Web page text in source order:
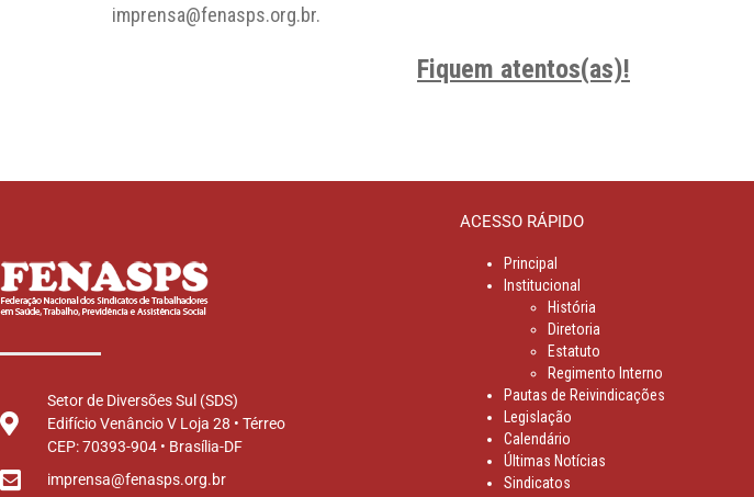
imprensa@fenasps.org.br.
Fiquem atentos(as)!
Setor de Diversões Sul (SDS)
Edifício Venâncio V Loja 28 • Térreo
CEP: 70393-904 • Brasília-DF
imprensa@fenasps.org.br
ACESSO RÁPIDO
Principal
Institucional
História
Diretoria
Estatuto
Regimento Interno
Pautas de Reivindicações
Legislação
Calendário
Últimas Notícias
Sindicatos